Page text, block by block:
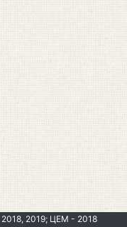
2019; ЦЕМ - 2018